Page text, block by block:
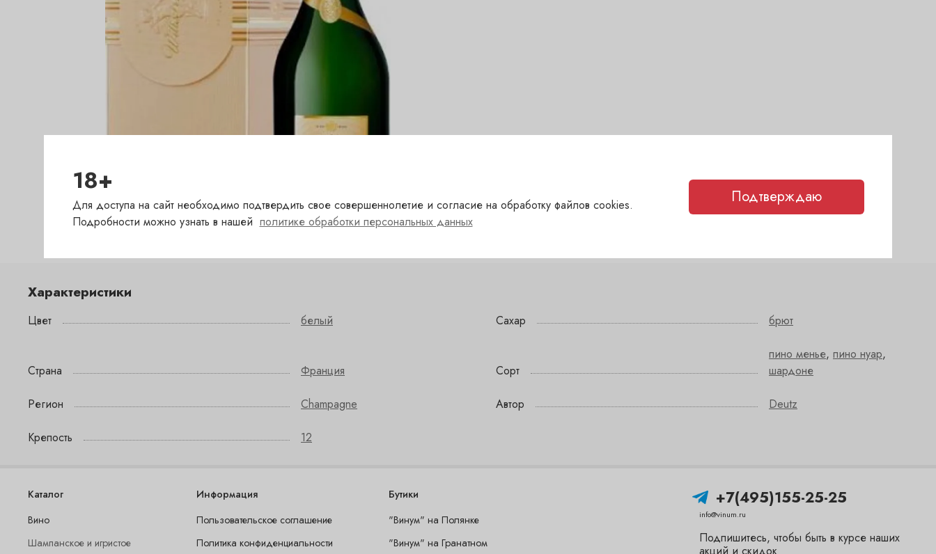
Характеристики
Цвет белый Сахар брют
Страна Франция Сорт
пино менье, пино нуар,
шардоне
Регион Champagne Автор Deutz
Крепость 12
Каталог
Вино
Шампанское и игристое
Информация
Пользовательское соглашение
Политика конфиденциальности
Бутики
"Винум" на Полянке
"Винум" на Гранатном
+7(495)155-25-25
info@vinum.ru
Подпишитесь, чтобы быть в курсе наших
акций и скидок
18+
Для доступа на сайт необходимо подтвердить свое совершеннолетие и согласие на обработку файлов cookies.
Подробности можно узнать в нашей политике обработки персональных данных
Подтверждаю